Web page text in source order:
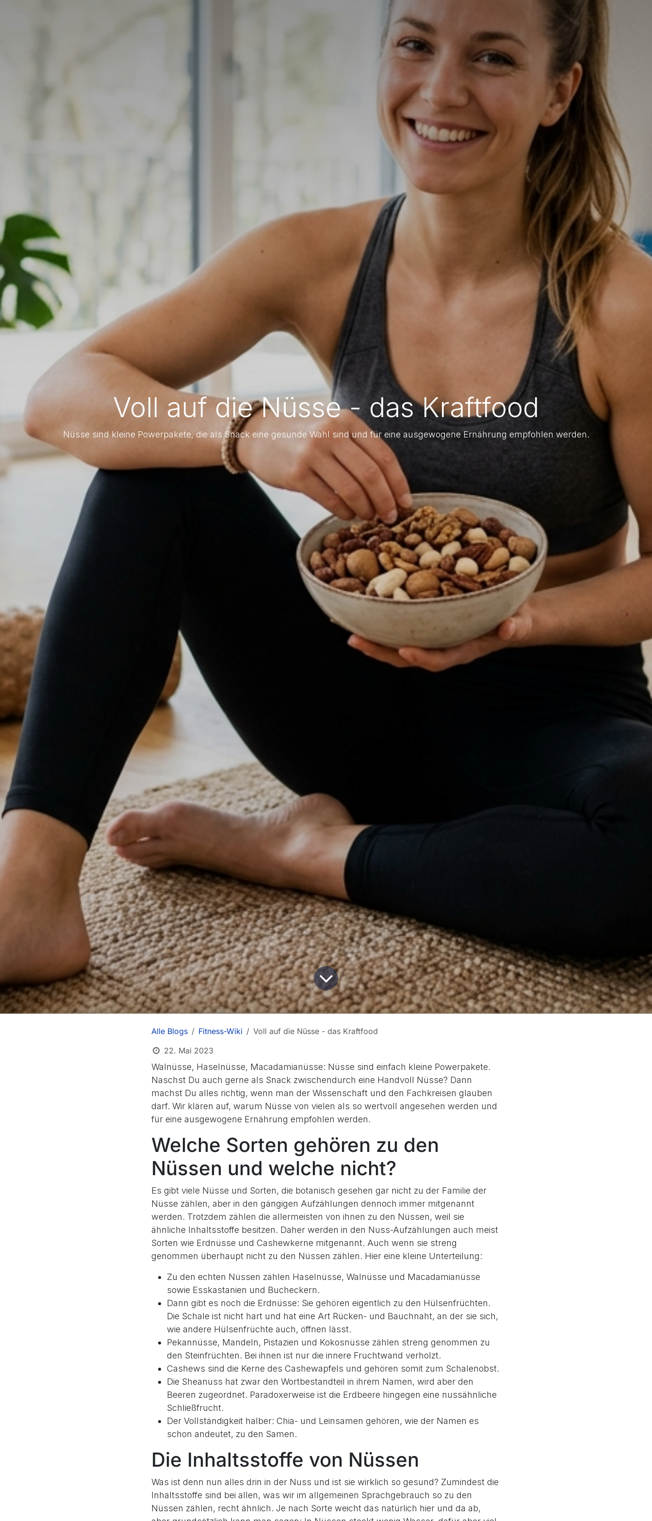
Voll auf die Nüsse - das Kraftfood
Nüsse sind kleine Powerpakete, die als Snack eine gesunde Wahl sind und für eine ausgewogene Ernährung empfohlen werden.
Alle Blogs Fitness-Wiki
Voll auf die Nüsse - das Kraftfood
22. Mai 2023
Walnüsse, Haselnüsse, Macadamianüsse: Nüsse sind einfach kleine Powerpakete.
Naschst Du auch gerne als Snack zwischendurch eine Handvoll Nüsse? Dann
machst Du alles richtig, wenn man der Wissenschaft und den Fachkreisen glauben
darf. Wir klären auf, warum Nüsse von vielen als so wertvoll angesehen werden und
für eine ausgewogene Ernährung empfohlen werden.
Welche Sorten gehören zu den
Nüssen und welche nicht?
Es gibt viele Nüsse und Sorten, die botanisch gesehen gar nicht zu der Familie der
Nüsse zählen, aber in den gängigen Aufzählungen dennoch immer mitgenannt
werden. Trotzdem zählen die allermeisten von ihnen zu den Nüssen, weil sie
ähnliche Inhaltsstoffe besitzen. Daher werden in den Nuss-Aufzählungen auch meist
Sorten wie Erdnüsse und Cashewkerne mitgenannt. Auch wenn sie streng
genommen überhaupt nicht zu den Nüssen zählen. Hier eine kleine Unterteilung:
Zu den echten Nüssen zählen Haselnüsse, Walnüsse und Macadamianüsse
sowie Esskastanien und Bucheckern.
Dann gibt es noch die Erdnüsse: Sie gehören eigentlich zu den Hülsenfrüchten.
Die Schale ist nicht hart und hat eine Art Rücken- und Bauchnaht, an der sie sich,
wie andere Hülsenfrüchte auch, öffnen lässt.
Pekannüsse, Mandeln, Pistazien und Kokosnüsse zählen streng genommen zu
den Steinfrüchten. Bei ihnen ist nur die innere Fruchtwand verholzt.
Cashews sind die Kerne des Cashewapfels und gehören somit zum Schalenobst.
Die Sheanuss hat zwar den Wortbestandteil in ihrem Namen, wird aber den
Beeren zugeordnet. Paradoxerweise ist die Erdbeere hingegen eine nussähnliche
Schließfrucht.
Der Vollständigkeit halber: Chia- und Leinsamen gehören, wie der Namen es
schon andeutet, zu den Samen.
Die Inhaltsstoffe von Nüssen
Was ist denn nun alles drin in der Nuss und ist sie wirklich so gesund? Zumindest die
Inhaltsstoffe sind bei allen, was wir im allgemeinen Sprachgebrauch so zu den
Nüssen zählen, recht ähnlich. Je nach Sorte weicht das natürlich hier und da ab,